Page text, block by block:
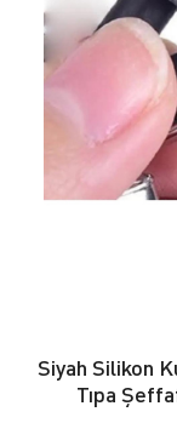
Siyah Silikon
Tıpa